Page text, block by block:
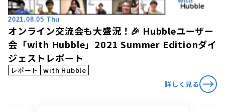
2021.08.05 Thu
オンライン交流会も大盛況！🎉 Hubbleユーザー
会「with Hubble」2021 Summer Editionダイ
ジェストレポート
レポート
with Hubble
詳しく見る